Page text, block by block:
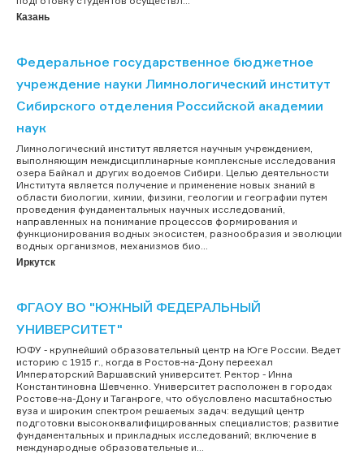
Казань
Федеральное государственное бюджетное
учреждение науки Лимнологический институт
Сибирского отделения Российской академии
наук
Лимнологический институт является научным учреждением,
выполняющим междисциплинарные комплексные исследования
озера Байкал и других водоемов Сибири. Целью деятельности
Института является получение и применение новых знаний в
области биологии, химии, физики, геологии и географии путем
проведения фундаментальных научных исследований,
направленных на понимание процессов формирования и
функционирования водных экосистем, разнообразия и эволюции
водных организмов, механизмов био...
Иркутск
ФГАОУ ВО "ЮЖНЫЙ ФЕДЕРАЛЬНЫЙ
УНИВЕРСИТЕТ"
ЮФУ - крупнейший образовательный центр на Юге России. Ведет
историю с 1915 г., когда в Ростов-на-Дону переехал
Императорский Варшавский университет. Ректор - Инна
Константиновна Шевченко. Университет расположен в городах
Ростове-на-Дону и Таганроге, что обусловлено масштабностью
вуза и широким спектром решаемых задач: ведущий центр
подготовки высококвалифицированных специалистов; развитие
фундаментальных и прикладных исследований; включение в
международные образовательные и...